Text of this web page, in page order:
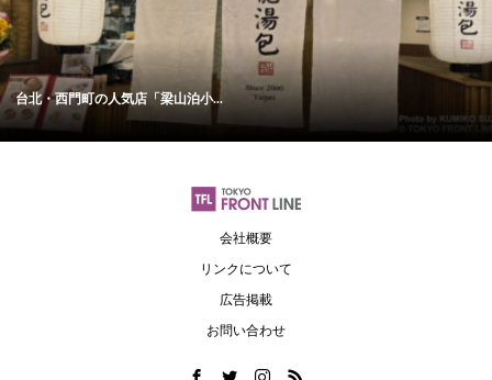
台北・西門町の人気店「梁山泊小...
会社概要
リンクについて
広告掲載
お問い合わせ